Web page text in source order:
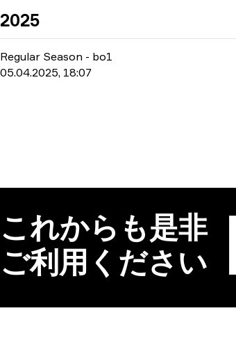
2025
Regular Season - bo1
05.04.2025, 18:07
これからも是非
ご利用ください